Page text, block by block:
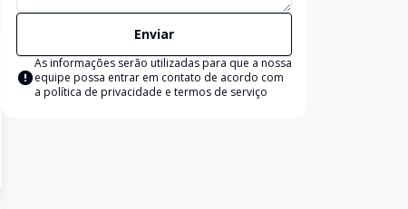
Enviar
As informações serão utilizadas para que a nossa
equipe possa entrar em contato de acordo com
a política de privacidade e termos de serviço